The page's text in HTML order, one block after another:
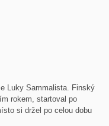
Luky Sammalista. Finský
rokem, startoval po
si držel po celou dobu